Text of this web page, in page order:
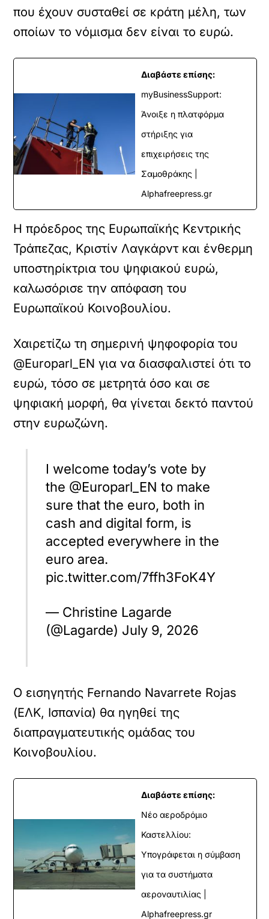
που έχουν συσταθεί σε κράτη μέλη, των
οποίων το νόμισμα δεν είναι το ευρώ.
Διαβάστε επίσης:
myBusinessSupport:
Άνοιξε η πλατφόρμα
στήριξης για
επιχειρήσεις της
Σαμοθράκης |
Alphafreepress.gr
Η πρόεδρος της Ευρωπαϊκής Κεντρικής
Τράπεζας, Κριστίν Λαγκάρντ και ένθερμη
υποστηρίκτρια του ψηφιακού ευρώ,
καλωσόρισε την απόφαση του
Ευρωπαϊκού Κοινοβουλίου.
Χαιρετίζω τη σημερινή ψηφοφορία του
@Europarl_EN για να διασφαλιστεί ότι το
ευρώ, τόσο σε μετρητά όσο και σε
ψηφιακή μορφή, θα γίνεται δεκτό παντού
στην ευρωζώνη.
I welcome today’s vote by
the @Europarl_EN to make
sure that the euro, both in
cash and digital form, is
accepted everywhere in the
euro area.
pic.twitter.com/7ffh3FoK4Y
— Christine Lagarde
(@Lagarde) July 9, 2026
Ο εισηγητής Fernando Navarrete Rojas
(ΕΛΚ, Ισπανία) θα ηγηθεί της
διαπραγματευτικής ομάδας του
Κοινοβουλίου.
Διαβάστε επίσης:
Νέο αεροδρόμιο
Καστελλίου:
Υπογράφεται η σύμβαση
για τα συστήματα
αεροναυτιλίας |
Alphafreepress.gr